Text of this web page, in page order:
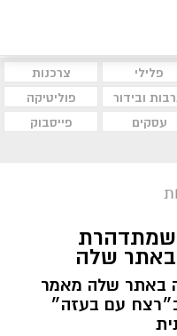
פלילי
צרכנות
ובידור
פוליטיקה
עסקים
פייסבוק
שמתדהרת
באתר שלה
באתר שלה מאמר
עם בעזה״